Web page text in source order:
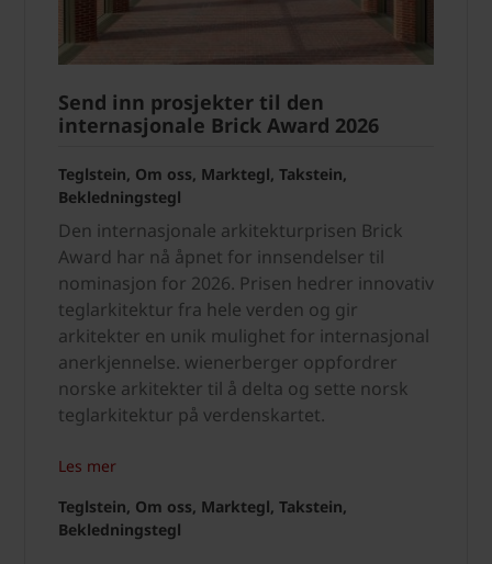
Send inn prosjekter til den
internasjonale Brick Award 2026
Teglstein, Om oss, Marktegl, Takstein,
Bekledningstegl
Den internasjonale arkitekturprisen Brick
Award har nå åpnet for innsendelser til
nominasjon for 2026. Prisen hedrer innovativ
teglarkitektur fra hele verden og gir
arkitekter en unik mulighet for internasjonal
anerkjennelse. wienerberger oppfordrer
norske arkitekter til å delta og sette norsk
teglarkitektur på verdenskartet.
Les mer
Teglstein, Om oss, Marktegl, Takstein,
Bekledningstegl